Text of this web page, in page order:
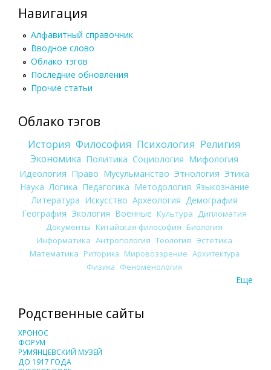
Навигация
Алфавитный справочник
Вводное слово
Облако тэгов
Последние обновления
Прочие статьи
Облако тэгов
История Философия Психология Религия
Экономика Политика Социология Мифология
Идеология Право Мусульманство Этнология Этика
Наука Логика Педагогика Методология Языкознание
Литература Искусство Археология Демография
География Экология Военные Культура
Дипломатия
Документы Китайская философия Биология
Информатика Антропология Теология Эстетика
Математика Риторика Мировоззрение Архитектура
Физика Феноменология
Еще
Родственные сайты
ХРОНОС
ФОРУМ
РУМЯНЦЕВСКИЙ МУЗЕЙ
ДО 1917 ГОДА